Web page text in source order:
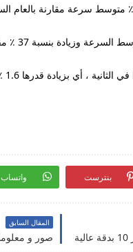
بنترست واتساب
المقال السابق